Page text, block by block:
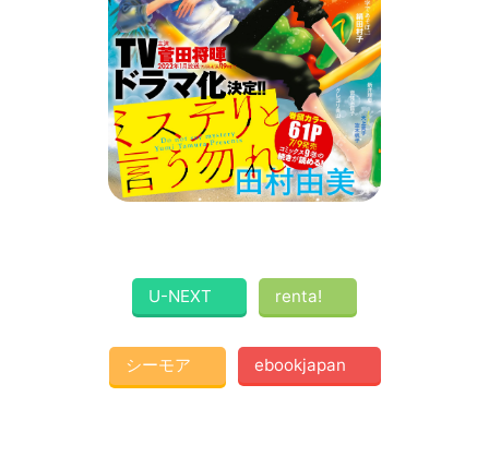
U-NEXT renta!
シーモア ebookjapan